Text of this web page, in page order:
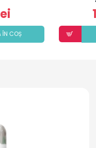
ÎN COȘ